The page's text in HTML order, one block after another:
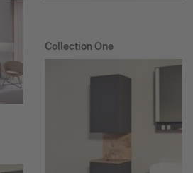
Collection One